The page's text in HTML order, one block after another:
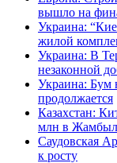
вышло на
Украина:
жилой
Украина: В
незаконной
Украина: Бум
продолжается
Казахстан:
млн в
Саудовская
к росту